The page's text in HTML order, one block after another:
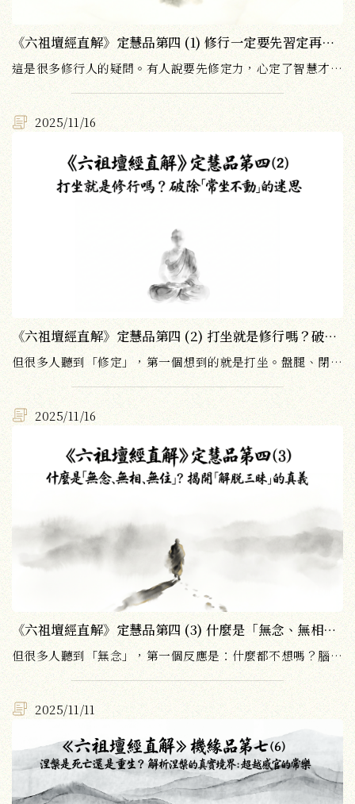
《六祖壇經直解》定慧品第四 (1) 修行一定要先習定再發慧嗎？揭開「定慧一體」的體用真相
這是很多修行人的疑問。有人說要先修定力，心定了智慧才會開；也有人說要先有智慧，知道方向才能修定。兩派各執一詞，爭論不休。
2025/11/16
《六祖壇經直解》定慧品第四 (2) 打坐就是修行嗎？破除「常坐不動」的迷思
但很多人聽到「修定」，第一個想到的就是打坐。盤腿、閉眼、不動、不想，這樣就是修行嗎？
2025/11/16
《六祖壇經直解》定慧品第四 (3) 什麼是「無念、無相、無住」？揭開「解脫三昧」的真義
但很多人聽到「無念」，第一個反應是：什麼都不想嗎？腦袋放空嗎？如果是這樣，那跟木頭石頭有什麼差別？
2025/11/11